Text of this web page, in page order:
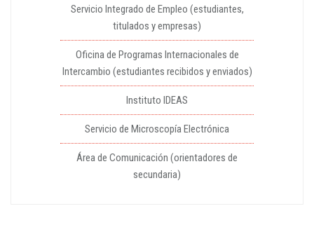
Servicio Integrado de Empleo (estudiantes,
titulados y empresas)
Oficina de Programas Internacionales de
Intercambio (estudiantes recibidos y enviados)
Instituto IDEAS
Servicio de Microscopía Electrónica
Área de Comunicación (orientadores de
secundaria)